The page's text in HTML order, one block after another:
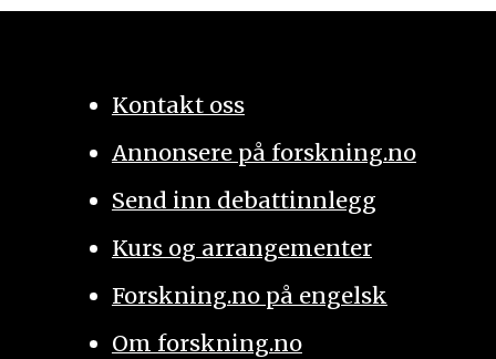
Kontakt oss
Annonsere på forskning.no
Send inn debattinnlegg
Kurs og arrangementer
Forskning.no på engelsk
Om forskning.no